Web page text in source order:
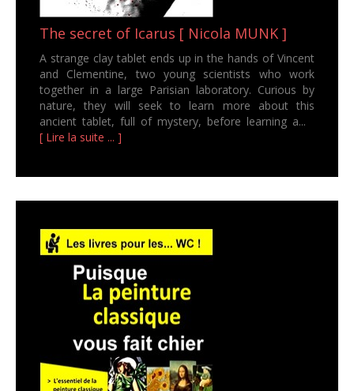
The secret of Icarus [ Nicola MUNK ]
A strange clay tablet ends up in the hands of Vincent
and Clementine, two young scientists who work
together in a large Parisian laboratory. Curious by
nature, they will seek to learn more about this
ancient tablet, full of mystery, before learning a...
[ Lire la suite ... ]